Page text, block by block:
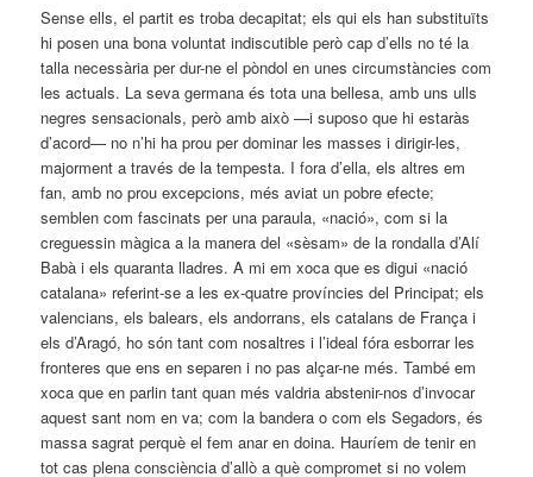
Sense ells, el partit es troba decapitat; els qui els han substituïts
hi posen una bona voluntat indiscutible però cap d’ells no té la
talla necessària per dur-ne el pòndol en unes circumstàncies com
les actuals. La seva germana és tota una bellesa, amb uns ulls
negres sensacionals, però amb això —i suposo que hi estaràs
d’acord— no n’hi ha prou per dominar les masses i dirigir-les,
majorment a través de la tempesta. I fora d’ella, els altres em
fan, amb no prou excepcions, més aviat un pobre efecte;
semblen com fascinats per una paraula, «nació», com si la
creguessin màgica a la manera del «sèsam» de la rondalla d’Alí
Babà i els quaranta lladres. A mi em xoca que es digui «nació
catalana» referint-se a les ex-quatre províncies del Principat; els
valencians, els balears, els andorrans, els catalans de França i
els d’Aragó, ho són tant com nos­altres i l’ideal fóra esborrar les
fronteres que ens en se­paren i no pas alçar-ne més. També em
xoca que en parlin tant quan més valdria abstenir-nos d’invocar
aquest sant nom en va; com la bandera o com els Segadors, és
massa sagrat perquè el fem anar en doina. Hauríem de tenir en
tot cas plena consciència d’allò a què compromet si no volem